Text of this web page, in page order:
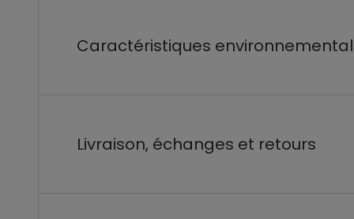
Caractéristiques
Livraison, échanges et retours